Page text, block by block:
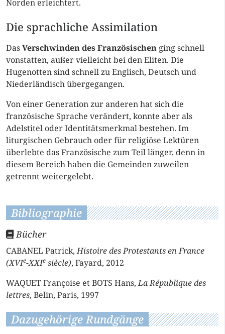
Norden erleichtert.
Die sprachliche Assimilation
DasVerschwinden des Französischen ging schnell
vonstatten, außer vielleicht bei den Eliten. Die
Hugenotten sind schnell zu Englisch, Deutsch und
Niederländisch übergegangen.
Von einer Generation zur anderen hat sich die
französische Sprache verändert, konnte aber als
Adelstitel oder Identitätsmerkmal bestehen. Im
liturgischen Gebrauch oder für religiöse Lektüren
überlebte das Französische zum Teil länger, denn in
diesem Bereich haben die Gemeinden zuweilen
getrennt weitergelebt.
Bibliographie
Bücher
CABANEL Patrick,Histoire des Protestants en France
(XVIe-XXIe siècle), Fayard, 2012
WAQUET Françoise et BOTS Hans,La République des
lettres, Belin, Paris, 1997
Dazugehörige Rundgänge